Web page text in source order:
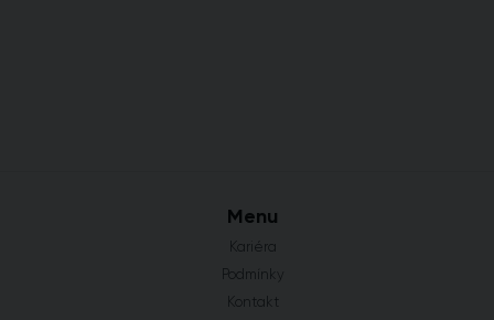
Menu
Kariéra
Podmínky
Kontakt